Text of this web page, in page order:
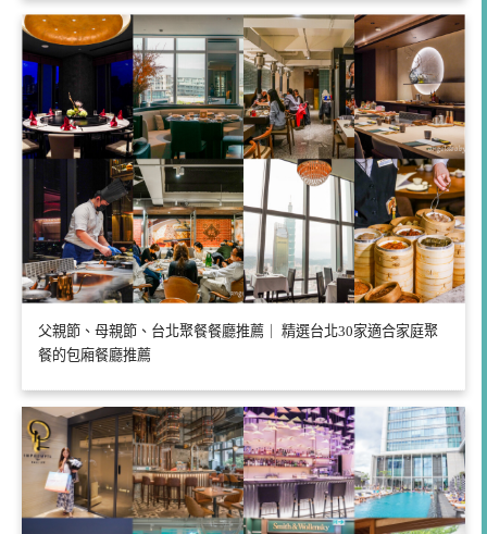
父親節、母親節、台北聚餐餐廳推薦｜ 精選台北30家適合家庭聚
餐的包廂餐廳推薦